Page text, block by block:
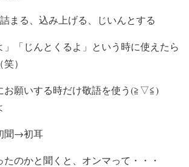
まる、込み上げる、じいんとする
」「じんとくるよ」という時に使えたら
）
お願いする時だけ敬語を使う(≧▽≦)
聞→初耳
のかと聞くと、オンマって・・・